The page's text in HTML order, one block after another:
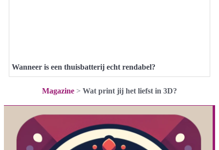
Wanneer is een thuisbatterij echt rendabel?
Magazine > Wat print jij het liefst in 3D?